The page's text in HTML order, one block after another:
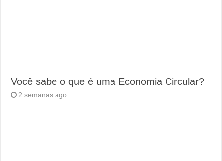
Você sabe o que é uma Economia Circular?
2 semanas ago